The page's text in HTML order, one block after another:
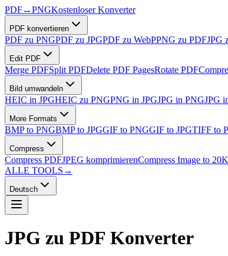
PDF↔PNGKostenloser Konverter
PDF konvertieren
PDF zu PNGPDF zu JPGPDF zu WebPPNG zu PDFJPG
Edit PDF
Merge PDFSplit PDFDelete PDF PagesRotate PDF
Bild umwandeln
HEIC in JPGHEIC zu PNGPNG in JPGJPG in PNGJPG
More Formats
BMP to PNGBMP to JPGGIF to PNGGIF to JPGTIFF to
Compress
Compress PDFJPEG komprimierenCompress Image to
ALLE TOOLS →
Deutsch
JPG zu PDF Konverter